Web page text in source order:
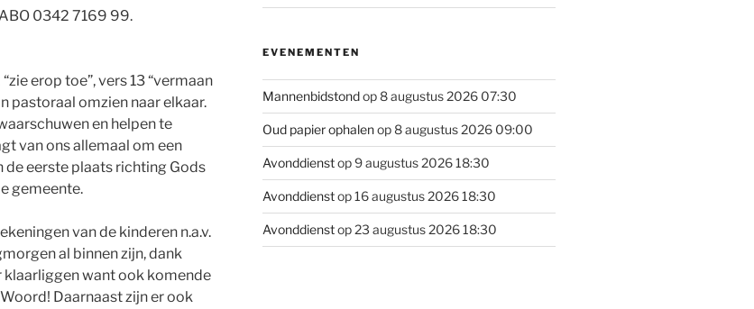
0342 7169 99.
erop toe”, vers 13 “vermaan
pastoraal omzien naar elkaar.
en helpen te
van ons allemaal om een
eerste plaats richting Gods
gemeente.
van de kinderen n.a.v.
al binnen zijn, dank
klaarliggen want ook komende
Daarnaast zijn er ook
EVENEMENTEN
Mannenbidstondop 8 augustus 2026 07:30
Oud papier ophalenop 8 augustus 2026 09:00
Avonddienstop 9 augustus 2026 18:30
Avonddienstop 16 augustus 2026 18:30
Avonddienstop 23 augustus 2026 18:30